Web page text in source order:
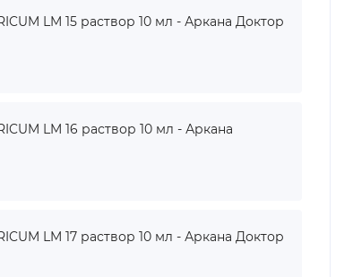
LM 15 раствор 10 мл - Аркана Доктор
LM 16 раствор 10 мл - Аркана
LM 17 раствор 10 мл - Аркана Доктор